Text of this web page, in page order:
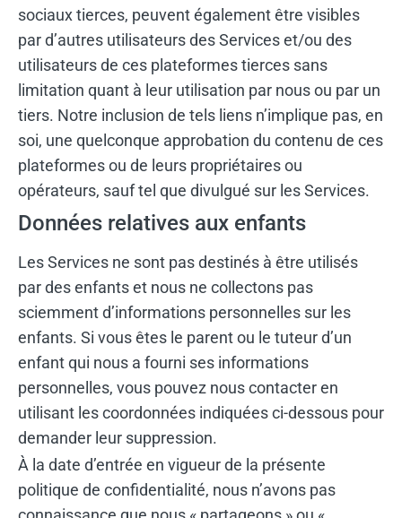
sociaux tierces, peuvent également être visibles
par d’autres utilisateurs des Services et/ou des
utilisateurs de ces plateformes tierces sans
limitation quant à leur utilisation par nous ou par un
tiers. Notre inclusion de tels liens n’implique pas, en
soi, une quelconque approbation du contenu de ces
plateformes ou de leurs propriétaires ou
opérateurs, sauf tel que divulgué sur les Services.
Données relatives aux enfants
Les Services ne sont pas destinés à être utilisés
par des enfants et nous ne collectons pas
sciemment d’informations personnelles sur les
enfants. Si vous êtes le parent ou le tuteur d’un
enfant qui nous a fourni ses informations
personnelles, vous pouvez nous contacter en
utilisant les coordonnées indiquées ci-dessous pour
demander leur suppression.
À la date d’entrée en vigueur de la présente
politique de confidentialité, nous n’avons pas